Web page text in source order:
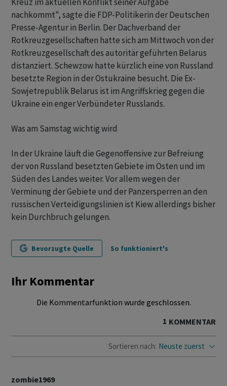
nachkommt", sagte die FDP-Politikerin der Deutschen
Presse-Agentur in Berlin. Der Dachverband der
Rotkreuzgesellschaften hatte sich am Mittwoch von der
Rotkreuzgesellschaft des autoritär geführten Belarus
distanziert. Schewzow hatte kürzlich eine von Russland
besetzte Region in der Ostukraine besucht. Die Ex-
Sowjetrepublik Belarus ist im Angriffskrieg gegen die
Ukraine ein enger Verbündeter Russlands.
Was am Samstag wichtig wird
In der Ukraine läuft die Gegenoffensive zur Befreiung
der von Russland besetzten Gebiete im Osten und im
Süden des Landes weiter. Vor allem wegen der
Verminung der Gebiete und der Panzersperren an den
russischen Verteidigungslinien ist Kiew allerdings bisher
kein Durchbruch gelungen.
Bevorzugte Quelle So funktioniert's
Ihr Kommentar
Die Kommentarfunktion wurde geschlossen.
1 KOMMENTAR
Sortieren nach: Neuste zuerst
zombie1969